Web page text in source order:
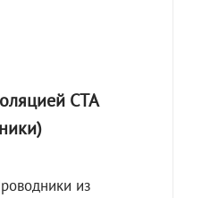
СТА
из